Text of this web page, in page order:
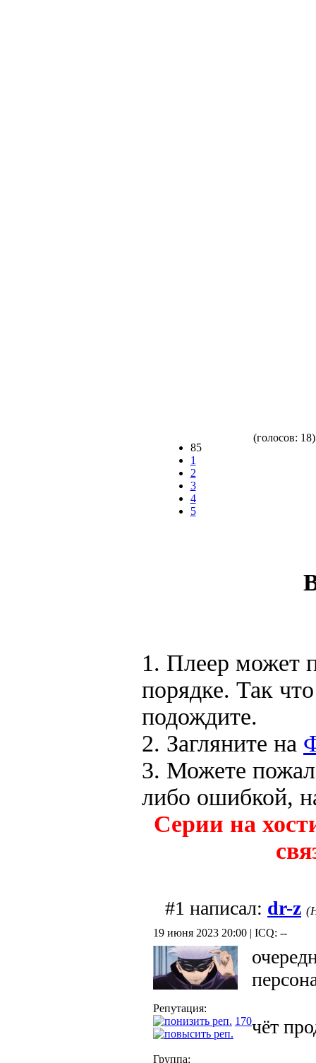
85
1
2
3
4
5
(голосов: 18)
1. Плеер может
порядке. Так
подождите.
2. Загляните на
3. Можете
либо ошибкой,
Серии на
#1 написал: dr-z
19 июня 2023 20:00 | ICQ: --
Репутация:
170
Группа:
чёт